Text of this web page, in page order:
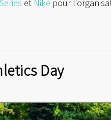
et Nike pour
Day